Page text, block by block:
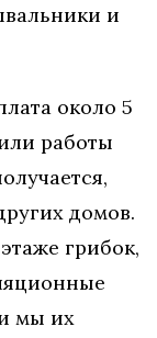
и
около 5
работы
домов.
грибок,
мы их